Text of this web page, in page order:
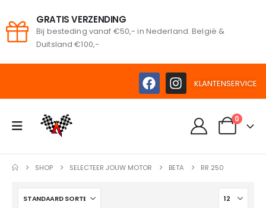
GRATIS VERZENDING
Bij besteding vanaf €50,- in Nederland. België &
Duitsland €100,-
KLANTENSERVICE
0
SHOP SELECTEER JOUW MOTOR BETA RR 250